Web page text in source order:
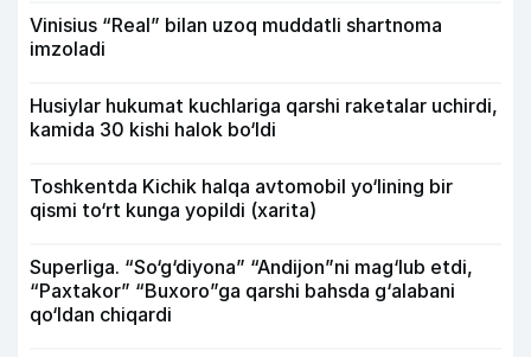
Vinisius “Real” bilan uzoq muddatli shartnoma
imzoladi
Husiylar hukumat kuchlariga qarshi raketalar uchirdi,
kamida 30 kishi halok bo‘ldi
Toshkentda Kichik halqa avtomobil yo‘lining bir
qismi to‘rt kunga yopildi (xarita)
Superliga. “So‘g‘diyona” “Andijon”ni mag‘lub etdi,
“Paxtakor” “Buxoro”ga qarshi bahsda g‘alabani
qo‘ldan chiqardi